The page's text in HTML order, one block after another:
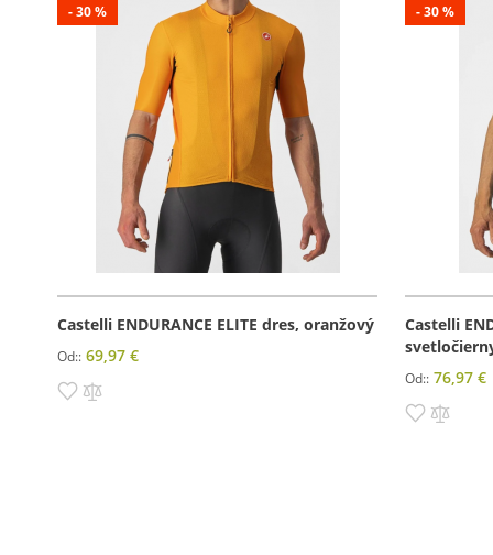
- 30 %
Castelli ENDURANCE ELITE dres, oranžový
Od: 69,97 €
Pridať do zoznamu prianí
- 30 %
Castelli
Od: 76,97 €
Pridať